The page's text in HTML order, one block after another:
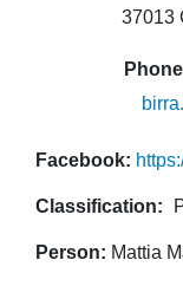
37013
Facebook
Classification
Person Mattia